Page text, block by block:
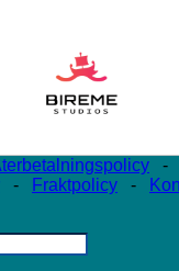
-
- Fraktpolicy -